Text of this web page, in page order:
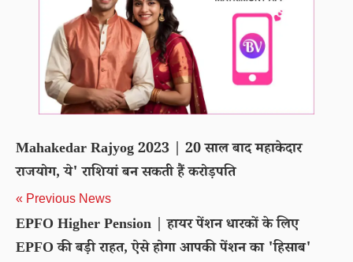
Mahakedar Rajyog 2023 | 20 साल बाद महाकेदार
राजयोग, ये' राशियां बन सकती हैं करोड़पति
« Previous News
EPFO Higher Pension | हायर पेंशन धारकों के लिए
EPFO की बड़ी राहत, ऐसे होगा आपकी पेंशन का 'हिसाब'